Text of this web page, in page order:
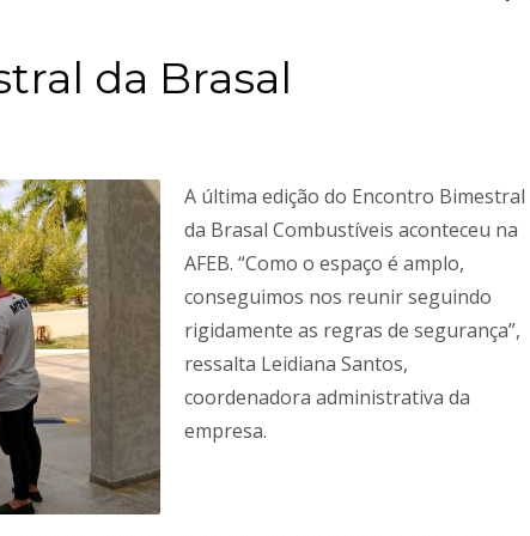
Fone: (61) 3035-6666
enviando um e-mail para contato@brasal.com.br. Obrigado!
da Brasal
A última edição do Encontro Bimestral
da Brasal Combustíveis aconteceu na
AFEB. “Como o espaço é amplo,
conseguimos nos reunir seguindo
rigidamente as regras de segurança”,
ressalta Leidiana Santos,
coordenadora administrativa da
empresa.